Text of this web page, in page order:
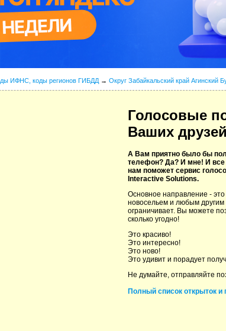
ИФНС, коды регионов ГИБДД → Округ Забайкальский край Агинский
Голосовые
Ваших
А Вам приятно было бы
телефон? Да? И мне! И
нам поможет сервис
Interactive Solutions.
Основное направление -
новосельем и любым
ограничивает. Вы можете
сколько угодно!
Это красиво!
Это интересно!
Это ново!
Это удивит и порадует
Не думайте, отправляйте
Полный список открыток и